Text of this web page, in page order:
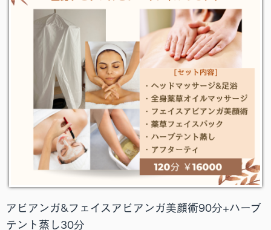
アビアンガ&フェイスアビアンガ美顔術90分+ハーブ
テント蒸し30分